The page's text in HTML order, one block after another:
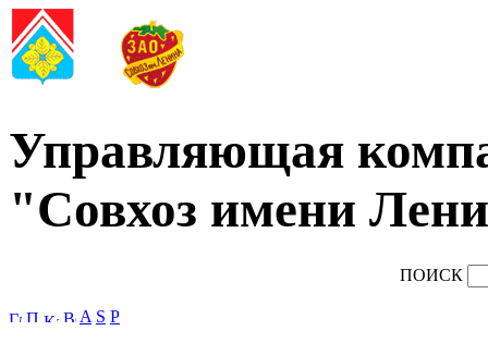
Управляющая
"Совхоз имени
ПОИСК
A S P